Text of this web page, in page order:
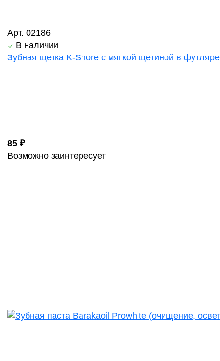
Арт. 02186
В наличии
Зубная щетка K-Shore с мягкой щетиной в футляре
85 ₽
Возможно заинтересует